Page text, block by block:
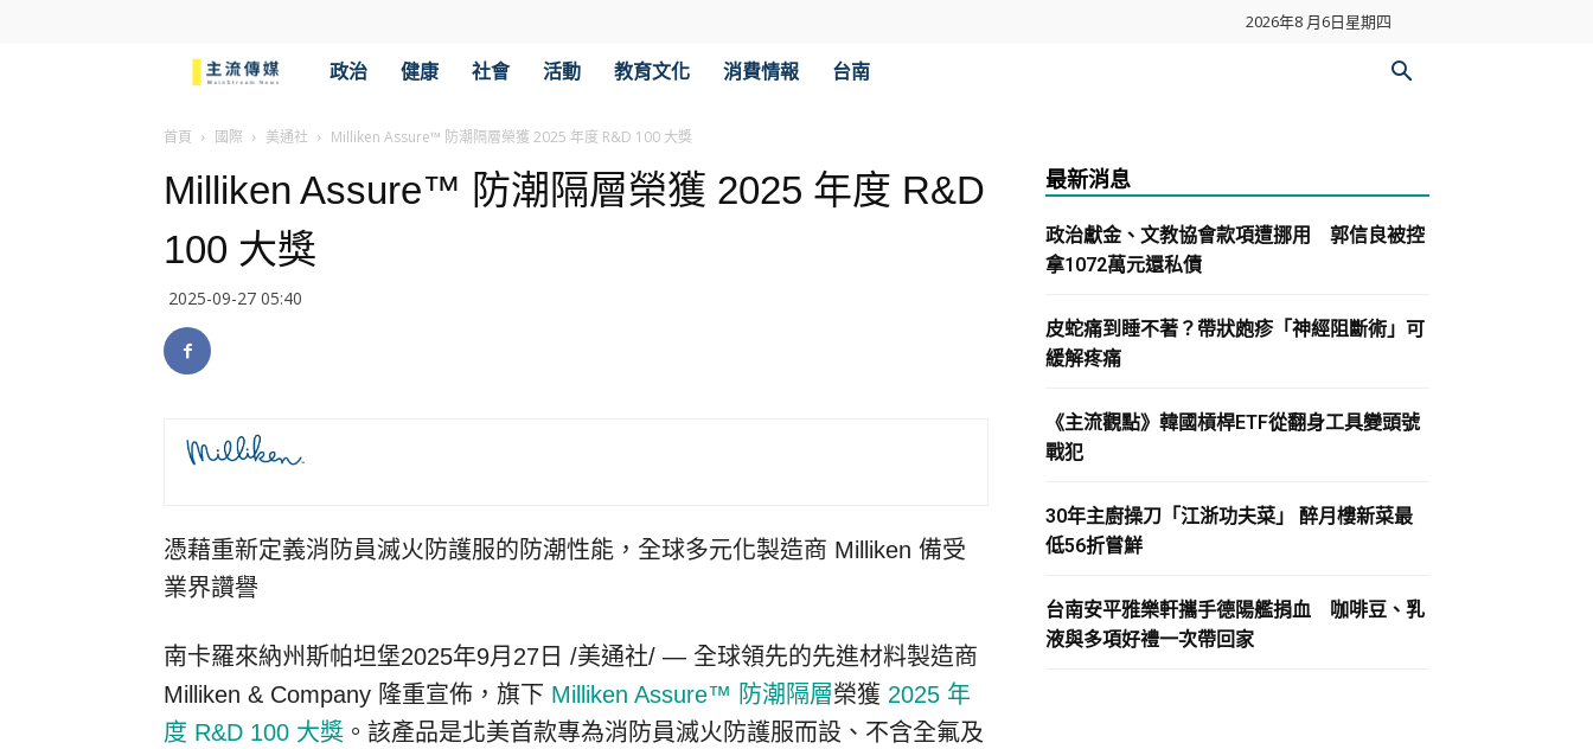
2026年8 月6日星期四
傳
媒
政治 健康 社會 活動 教育文化 消費情報 台南
首頁 國際 美通社 Milliken Assure™ 防潮隔層榮獲 2025 年度 R&D 100 大獎
Milliken Assure™ 防潮隔層榮獲 2025 年度 R&D
100 大獎
2025-09-27 05:40
憑藉重新定義消防員滅火防護服的防潮性能，全球多元化製造商 Milliken 備受
業界讚譽
南卡羅來納州斯帕坦堡2025年9月27日 /美通社/ — 全球領先的先進材料製造商
Milliken & Company 隆重宣佈，旗下 Milliken Assure™ 防潮隔層榮獲 2025 年
度 R&D 100 大獎 。該產品是北美首款專為消防員滅火防護服而設、不含全氟及
最新消息
政治獻金、文教協會款項遭挪用 郭信良被控
拿1072萬元還私債
皮蛇痛到睡不著？帶狀皰疹「神經阻斷術」可
緩解疼痛
《主流觀點》韓國槓桿ETF從翻身工具變頭號
戰犯
30年主廚操刀「江浙功夫菜」 醉月樓新菜最
低56折嘗鮮
台南安平雅樂軒攜手德陽艦捐血 咖啡豆、乳
液與多項好禮一次帶回家